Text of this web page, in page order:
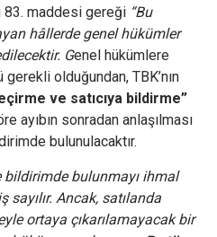
83. maddesi gereği “Bu
hâllerde genel hükümler
Genel hükümlere
olduğundan, TBK’nın
ve satıcıya bildirme”
ayıbın sonradan anlaşılması
bulunulacaktır.
bildirimde bulunmayı ihmal
sayılır. Ancak, satılanda
ortaya çıkarılamayacak bir